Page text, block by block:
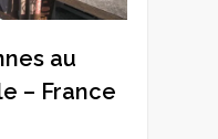
au
– France